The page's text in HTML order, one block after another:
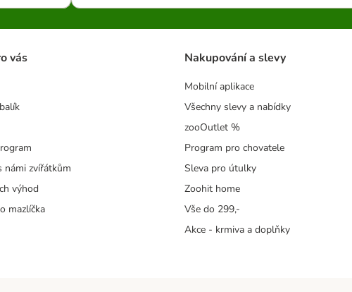
vás
námi zvířátkům
výhod
mazlíčka
Nakupování a slevy
Mobilní aplikace
Všechny slevy a nabídky
zooOutlet %
Program pro chovatele
Sleva pro útulky
Zoohit home
Vše do 299,-
Akce - krmiva a doplňky